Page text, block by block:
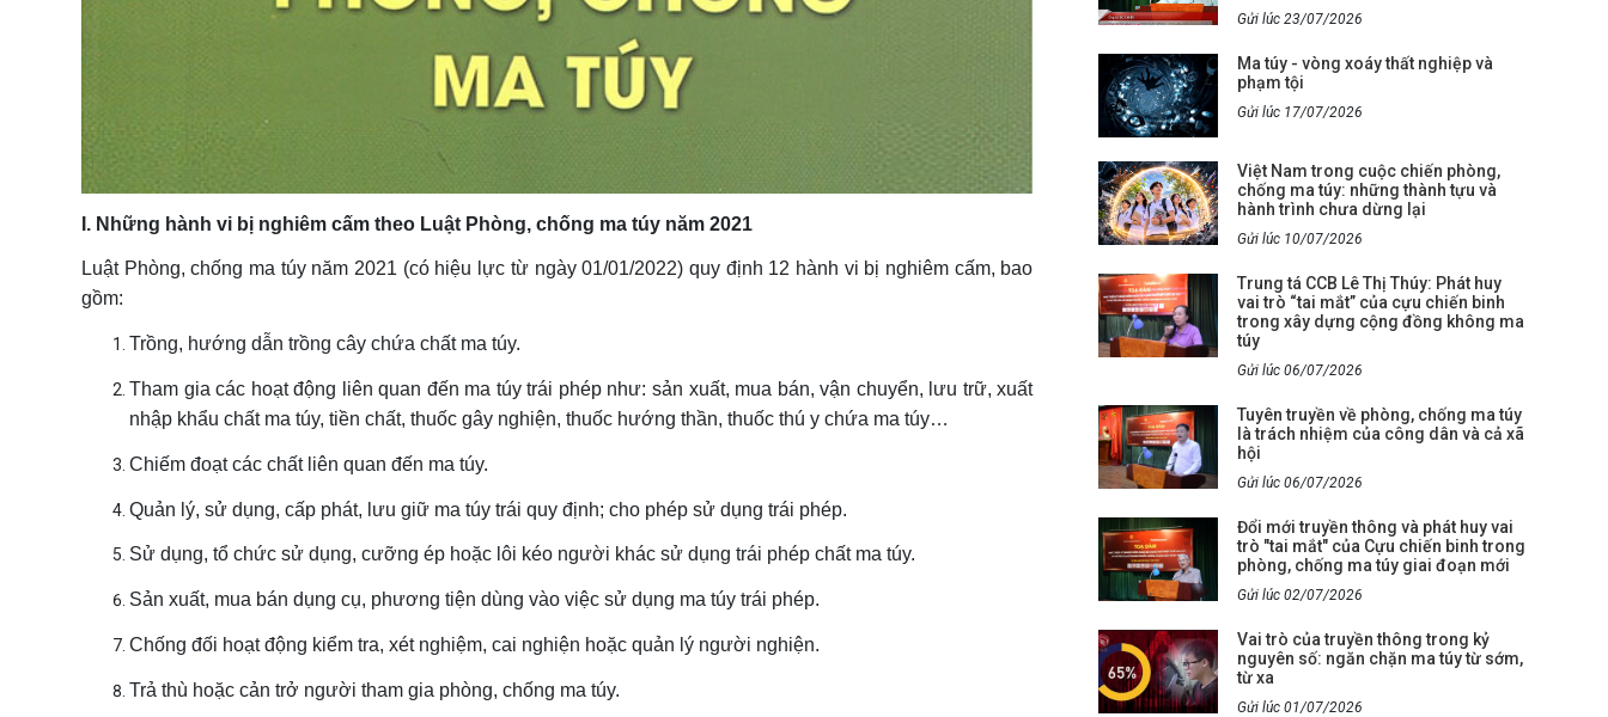
I. Những hành vi bị nghiêm cấm theo Luật Phòng, chống ma túy năm 2021
Luật Phòng, chống ma túy năm 2021 (có hiệu lực từ ngày 01/01/2022) quy định 12 hành vi bị nghiêm cấm, bao
gồm:
Trồng, hướng dẫn trồng cây chứa chất ma túy.
Tham gia các hoạt động liên quan đến ma túy trái phép như: sản xuất, mua bán, vận chuyển, lưu trữ, xuất
nhập khẩu chất ma túy, tiền chất, thuốc gây nghiện, thuốc hướng thần, thuốc thú y chứa ma túy…
Chiếm đoạt các chất liên quan đến ma túy.
Quản lý, sử dụng, cấp phát, lưu giữ ma túy trái quy định; cho phép sử dụng trái phép.
Sử dụng, tổ chức sử dụng, cưỡng ép hoặc lôi kéo người khác sử dụng trái phép chất ma túy.
Sản xuất, mua bán dụng cụ, phương tiện dùng vào việc sử dụng ma túy trái phép.
Chống đối hoạt động kiểm tra, xét nghiệm, cai nghiện hoặc quản lý người nghiện.
Trả thù hoặc cản trở người tham gia phòng, chống ma túy.
Gửi lúc 23/07/2026
Ma túy - vòng xoáy thất nghiệp và
phạm tội
Gửi lúc 17/07/2026
Việt Nam trong cuộc chiến phòng,
chống ma túy: những thành tựu và
hành trình chưa dừng lại
Gửi lúc 10/07/2026
Trung tá CCB Lê Thị Thúy: Phát huy
vai trò “tai mắt” của cựu chiến binh
trong xây dựng cộng đồng không ma
túy
Gửi lúc 06/07/2026
Tuyên truyền về phòng, chống ma túy
là trách nhiệm của công dân và cả xã
hội
Gửi lúc 06/07/2026
Đổi mới truyền thông và phát huy vai
trò "tai mắt" của Cựu chiến binh trong
phòng, chống ma túy giai đoạn mới
Gửi lúc 02/07/2026
Vai trò của truyền thông trong kỷ
nguyên số: ngăn chặn ma túy từ sớm,
từ xa
Gửi lúc 01/07/2026